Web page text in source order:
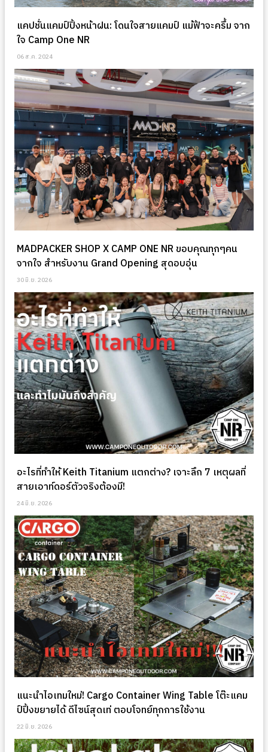
แคปชั่นแคมป์ปิ้งหน้าฝน: โดนใจสายแคมป์ แม้ฟ้าจะครึ้ม จาก
ใจ Camp One NR
06 ส.ค. 2024
MADPACKER SHOP X CAMP ONE NR ขอบคุณทุกๆคน
จากใจ สำหรับงาน Grand Opening สุดอบอุ่น
30 มิ.ย. 2026
อะไรที่ทำให้ Keith Titanium แตกต่าง? เจาะลึก 7 เหตุผลที่
สายเอาท์ดอร์ตัวจริงต้องมี!
24 มิ.ย. 2026
แนะนำไอเทมใหม่! Cargo Container Wing Table โต๊ะแคม
ป์ปิ้งขยายได้ ดีไซน์สุดเท่ ตอบโจทย์ทุกการใช้งาน
22 มิ.ย. 2026